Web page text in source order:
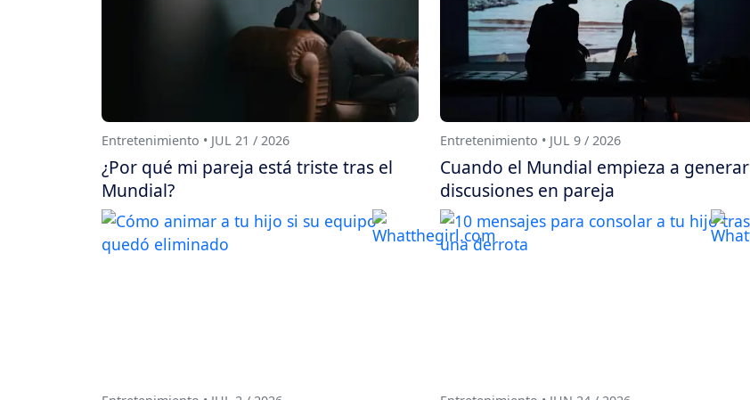
Entretenimiento • JUL 21 / 2026
¿Por qué mi pareja está triste tras el
Mundial?
Entretenimiento • JUL 9 / 2026
Cuando el Mundial empieza a generar
discusiones en pareja